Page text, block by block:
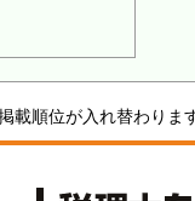
載順位が入れ替わりま